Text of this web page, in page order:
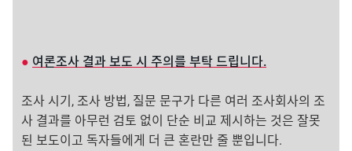
● 여론조사 결과 보도 시 주의를 부탁 드립니다.
조사 시기, 조사 방법, 질문 문구가 다른 여러 조사회사의 조
사 결과를 아무런 검토 없이 단순 비교 제시하는 것은 잘못
된 보도이고 독자들에게 더 큰 혼란만 줄 뿐입니다.